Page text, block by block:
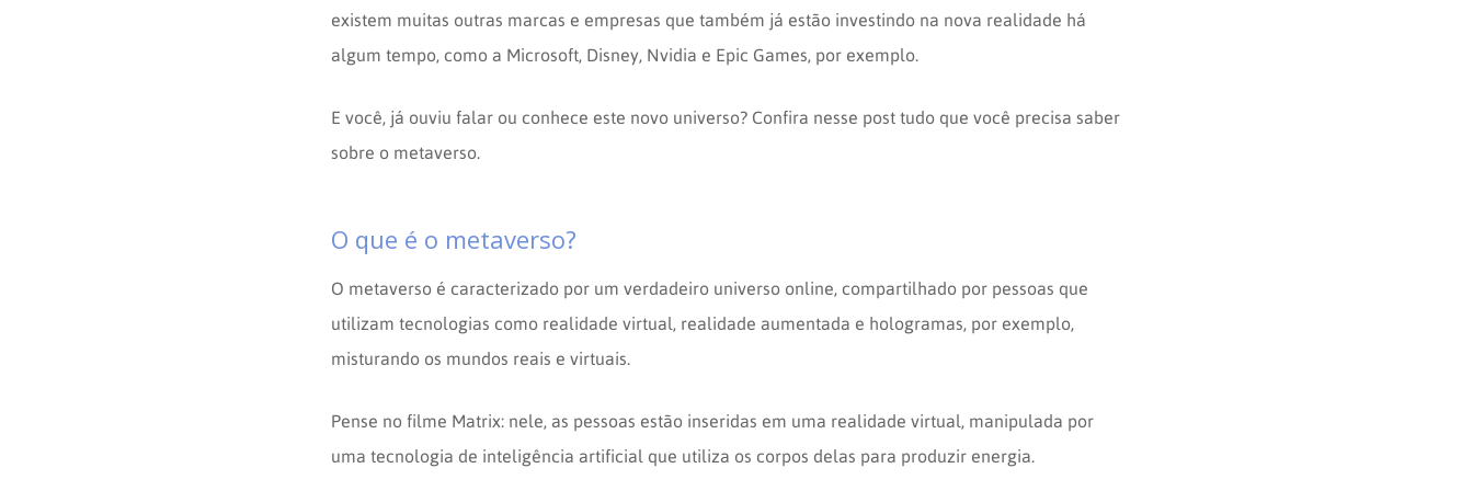
existem muitas outras marcas e empresas que também já estão investindo na nova realidade há
algum tempo, como a Microsoft, Disney, Nvidia e Epic Games, por exemplo.
E você, já ouviu falar ou conhece este novo universo? Confira nesse post tudo que você precisa saber
sobre o metaverso.
O que é o metaverso?
O metaverso é caracterizado por um verdadeiro universo online, compartilhado por pessoas que
utilizam tecnologias como realidade virtual, realidade aumentada e hologramas, por exemplo,
misturando os mundos reais e virtuais.
Pense no filme Matrix: nele, as pessoas estão inseridas em uma realidade virtual, manipulada por
uma tecnologia de inteligência artificial que utiliza os corpos delas para produzir energia.